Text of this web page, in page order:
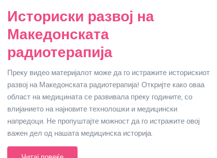
Историски развој на
Македонската
радиотерапија
Преку видео материјалот може да го истражите историскиот
развој на Македонската радиотерапија! Откријте како оваа
област на медицината се развивала преку годините, со
влијанието на најновите технолошки и медицински
напредоци. Не пропуштајте можност да го истражите овој
важен дел од нашата медицинска историја.